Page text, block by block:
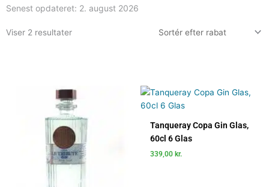
Senest opdateret: 2. august 2026
Viser 2 resultater
Tanqueray Copa Gin Glas,
60cl 6 Glas
339,00 kr.